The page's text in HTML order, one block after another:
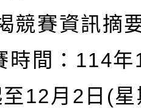
賽資訊摘
間：114年
12月2日(